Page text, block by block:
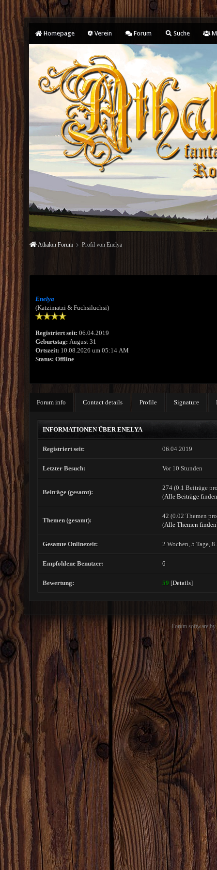
Homepage Verein Forum Suche
Athalon Forum Profil von Enelya
Enelya
(Katzimatzi & Fuchsiluchsi)
Registriert seit: 06.04.2019
Geburtstag: August 31
Ortszeit: 10.08.2026 um 05:14 AM
Status: Offline
Forum info Contact details Profile Signature
INFORMATIONEN ÜBER ENELYA
Registriert seit: 06.04.2019
Letzter Besuch: Vor 10 Stunden
Beiträge (gesamt):
274 (0.1 Beiträge
(Alle Beiträge finden
Themen (gesamt):
42 (0.02 Themen
(Alle Themen finden
Gesamte Onlinezeit: 2 Wochen, 5 Tage, 8
Empfohlene Benutzer: 6
Bewertung: 59 [Details]
Forum software